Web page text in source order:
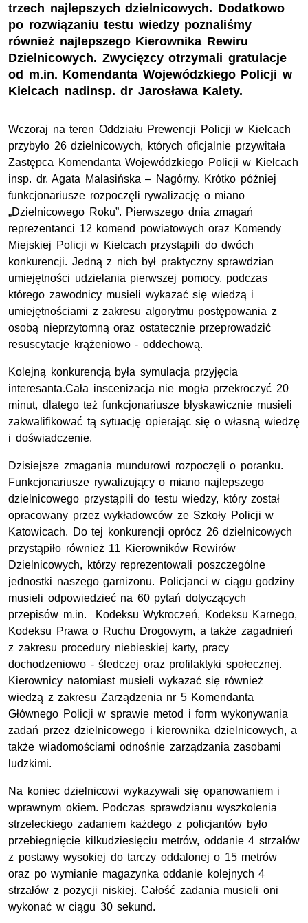
trzech najlepszych dzielnicowych. Dodatkowo
po rozwiązaniu testu wiedzy poznaliśmy
również najlepszego Kierownika Rewiru
Dzielnicowych. Zwycięzcy otrzymali gratulacje
od m.in. Komendanta Wojewódzkiego Policji w
Kielcach nadinsp. dr Jarosława Kalety.
Wczoraj na teren Oddziału Prewencji Policji w Kielcach
przybyło 26 dzielnicowych, których oficjalnie przywitała
Zastępca Komendanta Wojewódzkiego Policji w Kielcach
insp. dr. Agata Malasińska – Nagórny. Krótko później
funkcjonariusze rozpoczęli rywalizację o miano
„Dzielnicowego Roku”. Pierwszego dnia zmagań
reprezentanci 12 komend powiatowych oraz Komendy
Miejskiej Policji w Kielcach przystąpili do dwóch
konkurencji. Jedną z nich był praktyczny sprawdzian
umiejętności udzielania pierwszej pomocy, podczas
którego zawodnicy musieli wykazać się wiedzą i
umiejętnościami z zakresu algorytmu postępowania z
osobą nieprzytomną oraz ostatecznie przeprowadzić
resuscytacje krążeniowo - oddechową.
Kolejną konkurencją była symulacja przyjęcia
interesanta.Cała inscenizacja nie mogła przekroczyć 20
minut, dlatego też funkcjonariusze błyskawicznie musieli
zakwalifikować tą sytuację opierając się o własną wiedzę
i doświadczenie.
Dzisiejsze zmagania mundurowi rozpoczęli o poranku.
Funkcjonariusze rywalizujący o miano najlepszego
dzielnicowego przystąpili do testu wiedzy, który został
opracowany przez wykładowców ze Szkoły Policji w
Katowicach. Do tej konkurencji oprócz 26 dzielnicowych
przystąpiło również 11 Kierowników Rewirów
Dzielnicowych, którzy reprezentowali poszczególne
jednostki naszego garnizonu. Policjanci w ciągu godziny
musieli odpowiedzieć na 60 pytań dotyczących
przepisów m.in. Kodeksu Wykroczeń, Kodeksu Karnego,
Kodeksu Prawa o Ruchu Drogowym, a także zagadnień
z zakresu procedury niebieskiej karty, pracy
dochodzeniowo - śledczej oraz profilaktyki społecznej.
Kierownicy natomiast musieli wykazać się również
wiedzą z zakresu Zarządzenia nr 5 Komendanta
Głównego Policji w sprawie metod i form wykonywania
zadań przez dzielnicowego i kierownika dzielnicowych, a
także wiadomościami odnośnie zarządzania zasobami
ludzkimi.
Na koniec dzielnicowi wykazywali się opanowaniem i
wprawnym okiem. Podczas sprawdzianu wyszkolenia
strzeleckiego zadaniem każdego z policjantów było
przebiegnięcie kilkudziesięciu metrów, oddanie 4 strzałów
z postawy wysokiej do tarczy oddalonej o 15 metrów
oraz po wymianie magazynka oddanie kolejnych 4
strzałów z pozycji niskiej. Całość zadania musieli oni
wykonać w ciągu 30 sekund.